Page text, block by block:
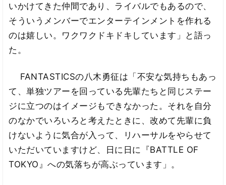
いかけてきた仲間であり、ライバルでもあるので、
そういうメンバーでエンターテインメントを作れる
のは嬉しい。ワクワクドキドキしています」と語っ
た。
FANTASTICSの八木勇征は「不安な気持ちもあっ
て、単独ツアーを回っている先輩たちと同じステー
ジに立つのはイメージもできなかった。それを自分
のなかでいろいろと考えたときに、改めて先輩に負
けないように気合が入って、リハーサルをやらせて
いただいていますけど、日に日に『BATTLE OF
TOKYO』への気落ちが高ぶっています」。